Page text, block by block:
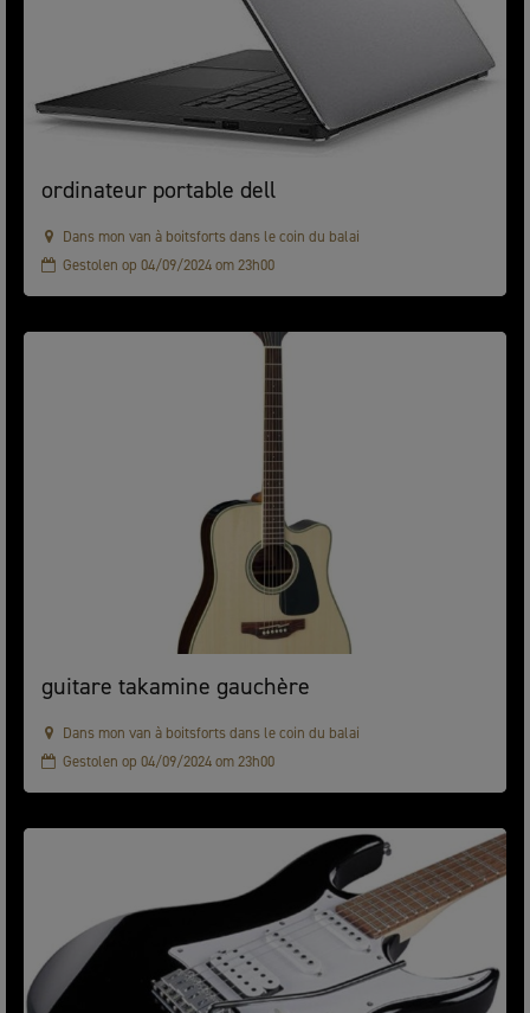
ordinateur portable dell
Dans mon van à boitsforts dans le coin du balai
Gestolen op 04/09/2024 om 23h00
guitare takamine gauchère
Dans mon van à boitsforts dans le coin du balai
Gestolen op 04/09/2024 om 23h00